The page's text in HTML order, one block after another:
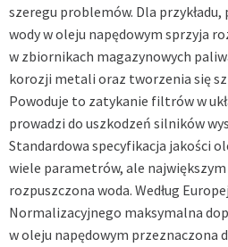
szeregu problemów. Dla
wody w oleju napędowym sprzyja
w zbiornikach magazynowych
korozji metali oraz tworzenia się
Powoduje to zatykanie filtrów w
prowadzi do uszkodzeń silników
Standardowa specyfikacja jakości
wiele parametrów, ale
rozpuszczona woda. Według
Normalizacyjnego maksymalna
w oleju napędowym przeznaczona